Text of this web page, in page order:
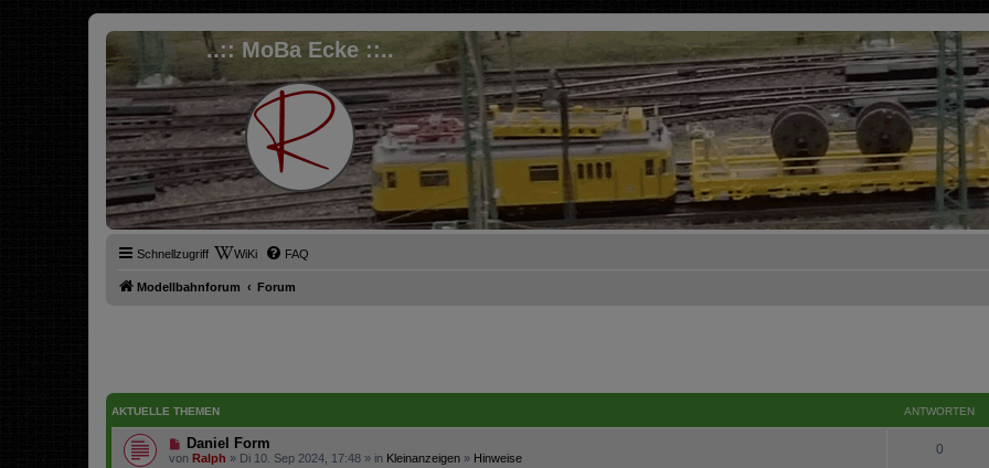
..:: MoBa Ecke ::..
Schnellzugriff WiKi FAQ
Modellbahnforum Forum
AKTUELLE THEMEN ANTWORTEN
Daniel Form
von Ralph » Di 10. Sep 2024, 17:48 » in Kleinanzeigen » Hinweise
0